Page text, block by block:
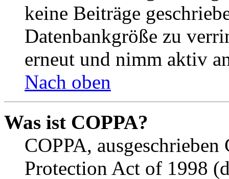
keine Beiträge
Datenbankgröße zu
erneut und nimm aktiv
Nach oben
Was ist COPPA?
COPPA,
Protection Act of 1998